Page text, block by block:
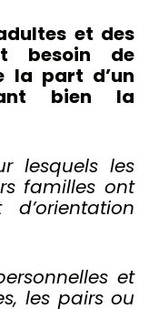
et des
besoin de
la part d’un
bien la
lesquels les
familles ont
et
les pairs ou